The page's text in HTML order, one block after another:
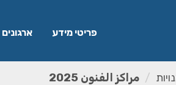
פריטי מידע ארגונים
مراكز الفنون 2025